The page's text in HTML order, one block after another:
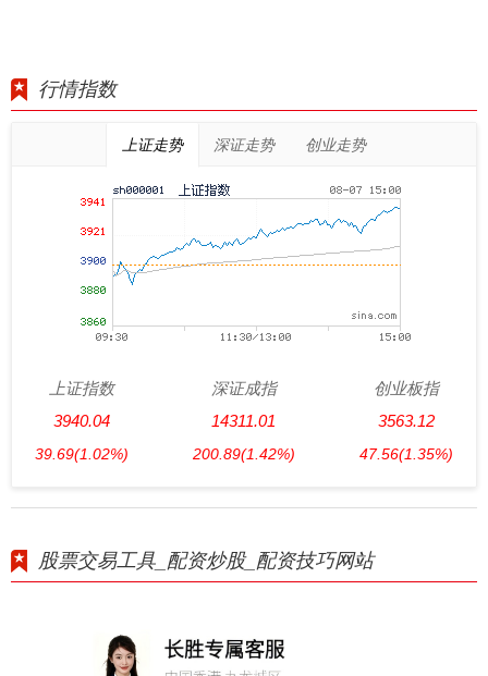
行情指数
上证走势 深证走势 创业走势
上证指数
3940.04
39.69(1.02%)
深证成指
14311.01
200.89(1.42%)
创业板指
3563.12
47.56(1.35%)
股票交易工具_配资炒股_配资技巧网站